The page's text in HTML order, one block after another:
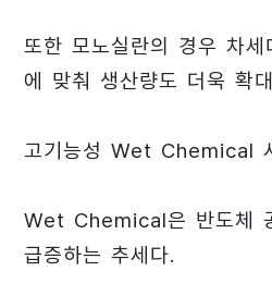
또한 모노실란의 경우 차
에 맞춰 생산량도 더욱 확
고기능성 Wet Chemical
Wet Chemical은 반도체
급증하는 추세다.